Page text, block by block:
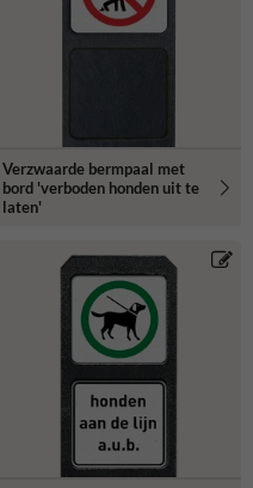
Verzwaarde bermpaal met
bord 'verboden honden uit te
laten'